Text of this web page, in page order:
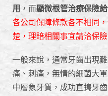
用 ，而顯微根管治療保險
各公司保障條款各不相同
楚，理賠相關事宜請洽保
一般來說，通常牙齒出現
痛、刺痛，無情的細菌大
中層象牙質，成功直搗牙